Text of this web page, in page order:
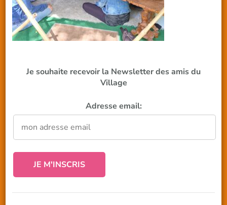
Je souhaite recevoir la Newsletter des amis du
Village
Adresse email: